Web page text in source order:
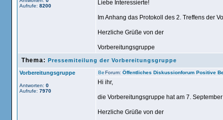
Aufrufe: 8200 Liebe Interessierte!
Im Anhang das Protokoll des 2. Treffens der
Herzliche Grüße von der
Vorbereitungsgruppe
Thema: Pressemiteilung der Vorbereitungsgruppe
Vorbereitungsgruppe
Antworten: 0
Aufrufe: 7970
Forum: Öffentliches Diskussionforum Positive
Hi ihr,
die Vorbereitungsgruppe hat am 7.
Herzliche Grüße von der